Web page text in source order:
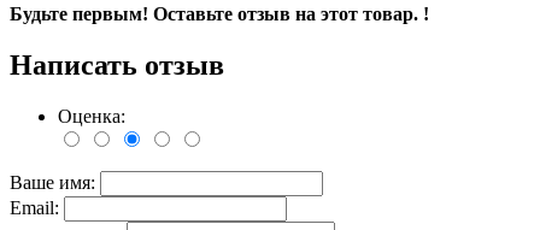
Будьте первым! Оставьте отзыв на этот товар. !
Написать отзыв
Оценка:
Ваше имя:
Email: